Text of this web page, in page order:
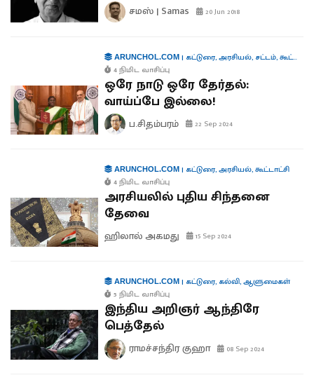
சமஸ் | Samas 20 Jun 2018
ARUNCHOL.COM| கட்டுரை,அரசியல், சட்டம்,கூட்டாட்சி
4 நிமிட வாசிப்பு
ஒரே நாடு ஒரே தேர்தல்:
வாய்ப்பே இல்லை!
ப.சிதம்பரம் 22 Sep 2024
ARUNCHOL.COM| கட்டுரை,அரசியல்,கூட்டாட்சி
4 நிமிட வாசிப்பு
அரசியலில் புதிய சிந்தனை
தேவை
ஹிலால் அகமது 15 Sep 2024
ARUNCHOL.COM| கட்டுரை, கல்வி,ஆளுமைகள்
5 நிமிட வாசிப்பு
இந்திய அறிஞர் ஆந்திரே
பெத்தேல்
ராமச்சந்திர குஹா 08 Sep 2024